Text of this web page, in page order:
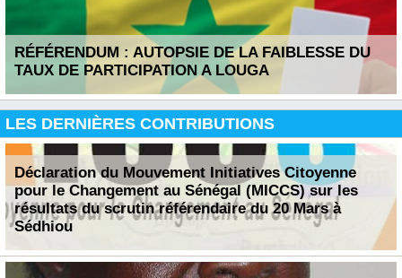
RÉFÉRENDUM : AUTOPSIE DE LA FAIBLESSE DU
TAUX DE PARTICIPATION A LOUGA
LES DERNIÈRES CONTRIBUTIONS
Déclaration du Mouvement Initiatives Citoyenne
pour le Changement au Sénégal (MICCS) sur les
résultats du scrutin référendaire du 20 Mars à
Sédhiou